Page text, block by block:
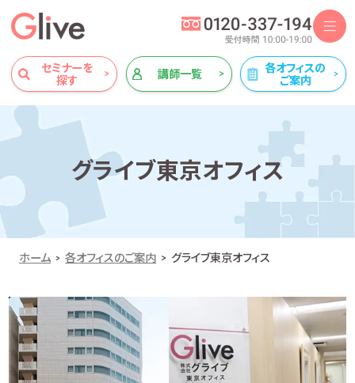
セミナーを
探す
講師一覧
各オフィスの
ご案内
グライブ東京オフィス
ホーム 各オフィスのご案内 グライブ東京オフィス